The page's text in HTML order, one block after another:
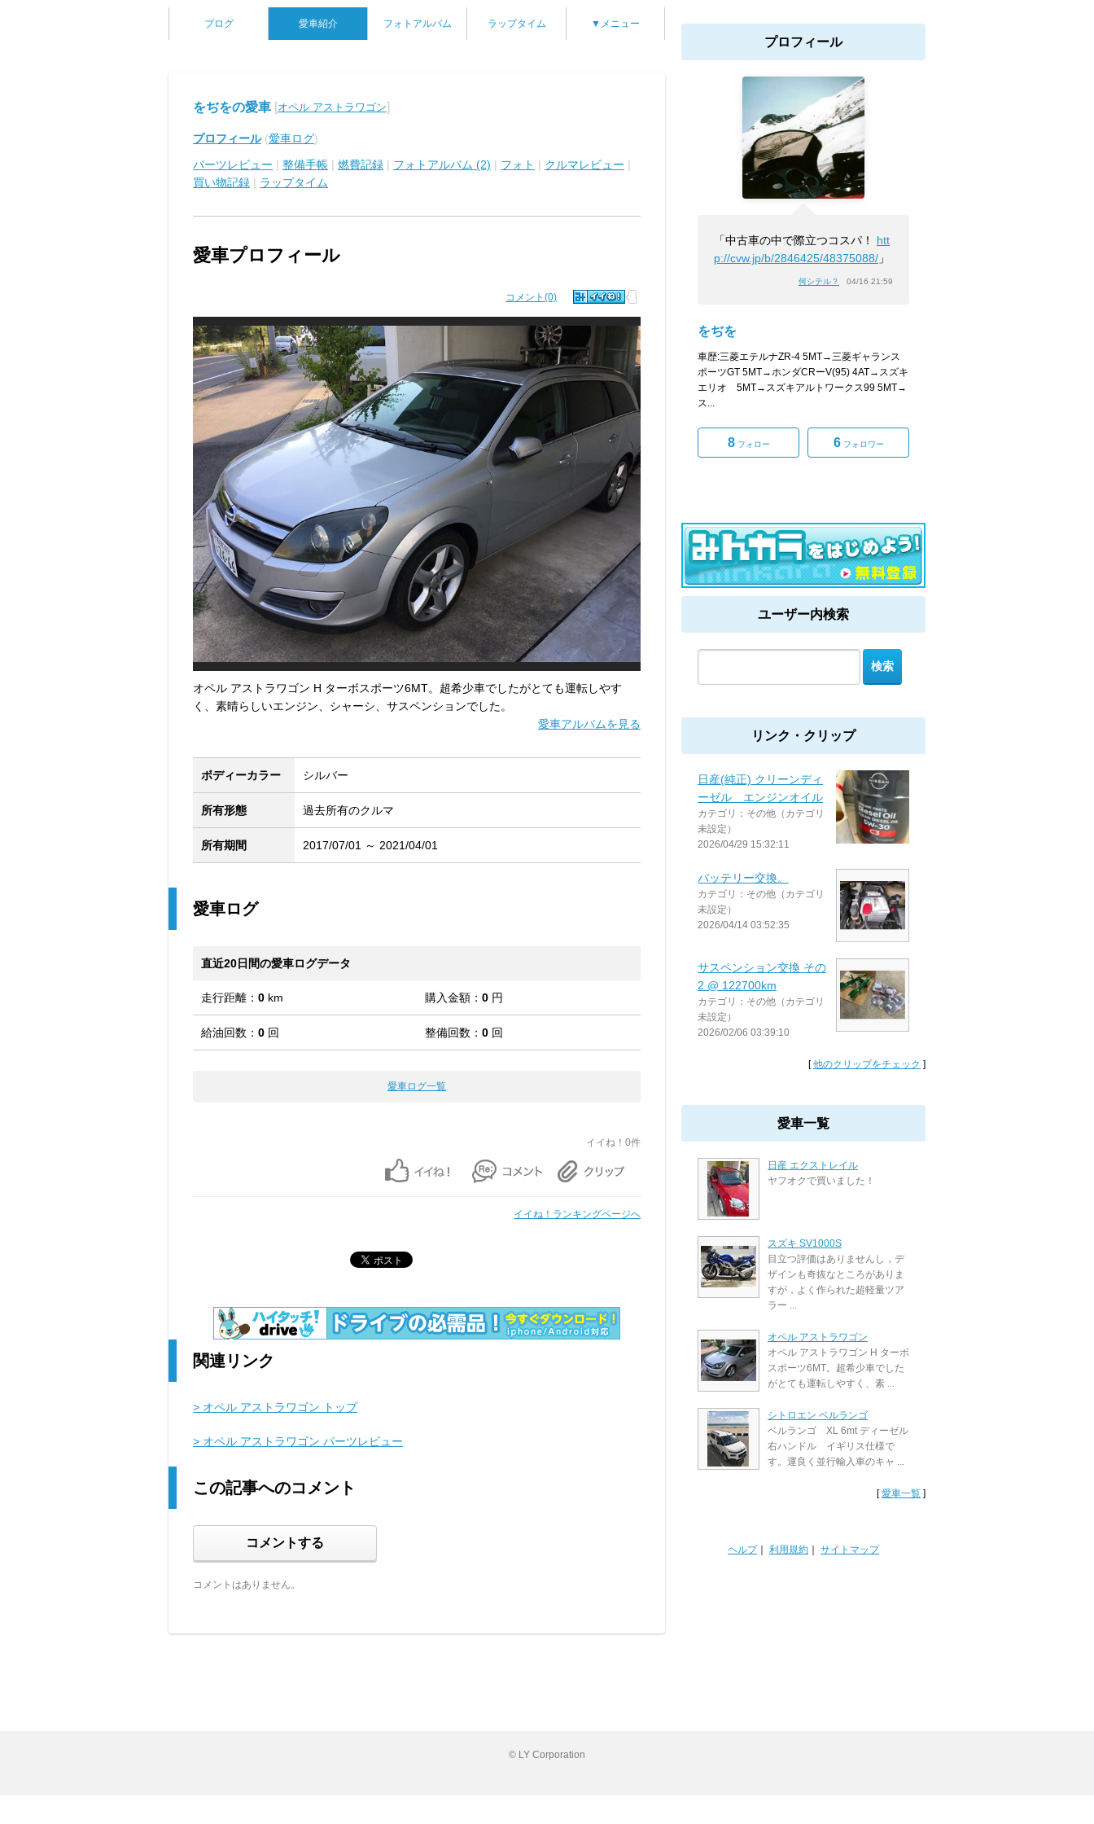
ブログ 愛車紹介 フォトアルバム ラップタイム ▼メニュー
をぢをの愛車 [オペル アストラワゴン]
プロフィール(愛車ログ)
パーツレビュー | 整備手帳 | 燃費記録 | フォトアルバム (2) | フォト | クルマレビュー |
買い物記録 | ラップタイム
愛車プロフィール
コメント(0)
オペル アストラワゴン H ターボスポーツ6MT。超希少車でしたがとても運転しやす
く、素晴らしいエンジン、シャーシ、サスペンションでした。
愛車アルバムを見る
ボディーカラー シルバー
所有形態 過去所有のクルマ
所有期間 2017/07/01 ～ 2021/04/01
愛車ログ
直近20日間の愛車ログデータ
走行距離： 0 km 購入金額： 0 円
給油回数： 0 回 整備回数： 0 回
愛車ログ一覧
イイね！0件
イイね！ランキングページへ
関連リンク
> オペル アストラワゴン トップ
> オペル アストラワゴン パーツレビュー
この記事へのコメント
コメントする
コメントはありません。
プロフィール
「中古車の中で際立つコスパ！ htt
p://cvw.jp/b/2846425/48375088/ 」
何シテル？ 04/16 21:59
をぢを
車歴:三菱エテルナZR-4 5MT→三菱ギャランス
ポーツGT 5MT→ホンダCRーV(95) 4AT→スズキ
エリオ 5MT→スズキアルトワークス99 5MT→
ス...
8フォロー 6フォロワー
ユーザー内検索
リンク・クリップ
日産(純正) クリーンディ
ーゼル エンジンオイル
カテゴリ：その他（カテゴリ
未設定）
2026/04/29 15:32:11
バッテリー交換。
カテゴリ：その他（カテゴリ
未設定）
2026/04/14 03:52:35
サスペンション交換 その
2 @ 122700km
カテゴリ：その他（カテゴリ
未設定）
2026/02/06 03:39:10
[他のクリップをチェック ]
愛車一覧
日産 エクストレイル
ヤフオクで買いました！
スズキ SV1000S
目立つ評価はありませんし，デ
ザインも奇抜なところがありま
すが，よく作られた超軽量ツア
ラー ...
オペル アストラワゴン
オペル アストラワゴン H ターボ
スポーツ6MT。超希少車でした
がとても運転しやすく、素 ...
シトロエン ベルランゴ
ベルランゴ XL 6mt ディーゼル
右ハンドル イギリス仕様で
す。運良く並行輸入車のキャ ...
[愛車一覧 ]
ヘルプ｜ 利用規約 サイトマップ
© LY Corporation